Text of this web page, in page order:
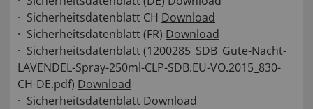
Sicherheitsdatenblatt CH Download
Sicherheitsdatenblatt (FR) Download
Sicherheitsdatenblatt (1200285_SDB_Gute-Nacht-
LAVENDEL-Spray-250ml-CLP-SDB.EU-VO.2015_830-
CH-DE.pdf) Download
Sicherheitsdatenblatt Download